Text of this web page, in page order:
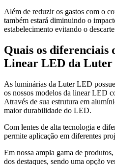
Além de reduzir os gastos com o
também estará diminuindo o
estabelecimento evitando o
Quais os diferenciais
Linear LED da
As luminárias da Luter LED
os nossos modelos da linear LED
Através de sua estrutura em
maior durabilidade do LED.
Com lentes de alta tecnologia e
permite aplicação em diferentes
Em nossa ampla gama de
dos destaques, sendo uma opção